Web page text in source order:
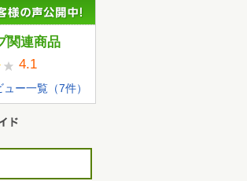
関連商品
4.1
ュー一覧（7件）